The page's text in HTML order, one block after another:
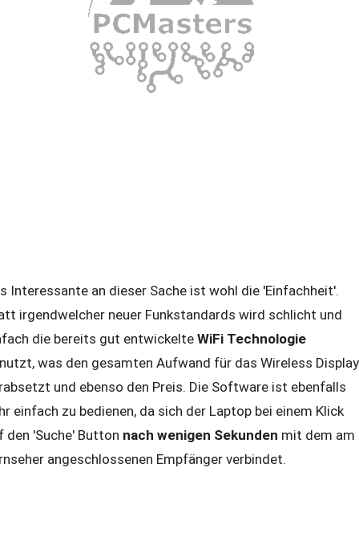
Interessante an dieser Sache ist wohl die 'Einfachheit'.
irgendwelcher neuer Funkstandards wird schlicht und
die bereits gut entwickelte WiFi Technologie
was den gesamten Aufwand für das Wireless Display
und ebenso den Preis. Die Software ist ebenfalls
einfach zu bedienen, da sich der Laptop bei einem Klick
den 'Suche' Button nach wenigen Sekunden mit dem am
angeschlossenen Empfänger verbindet.